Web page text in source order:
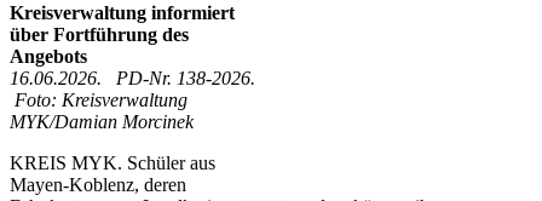
Kreisverwaltung informiert
über Fortführung des
Angebots
16.06.2026. PD-Nr. 138-2026.
Foto: Kreisverwaltung
MYK/Damian Morcinek
KREIS MYK. Schüler aus
Mayen-Koblenz, deren